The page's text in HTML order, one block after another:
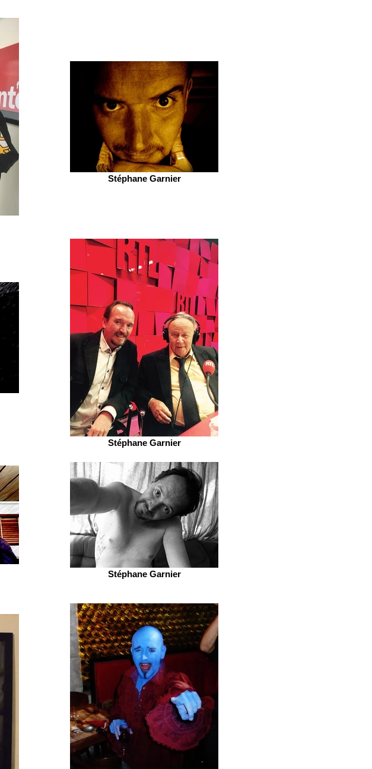
Stéphane Garnier
Stéphane Garnier
Stéphane Garnier